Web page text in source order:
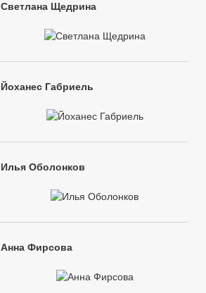
Светлана Щедрина
Йоханес Габриель
Илья Оболонков
Анна Фирсова